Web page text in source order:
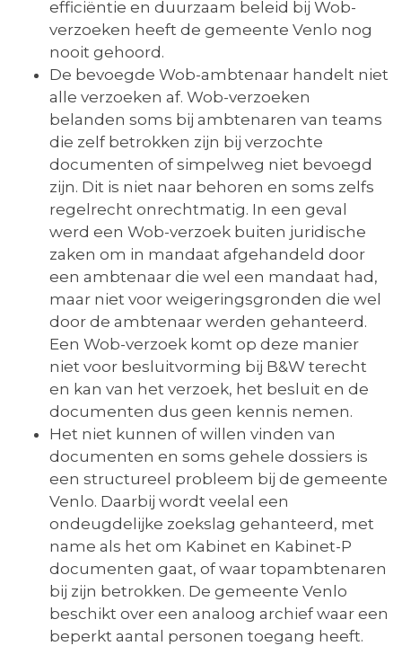
efficiëntie en duurzaam beleid bij Wob-
verzoeken heeft de gemeente Venlo nog
nooit gehoord.
De bevoegde Wob-ambtenaar handelt niet
alle verzoeken af. Wob-verzoeken
belanden soms bij ambtenaren van teams
die zelf betrokken zijn bij verzochte
documenten of simpelweg niet bevoegd
zijn. Dit is niet naar behoren en soms zelfs
regelrecht onrechtmatig. In een geval
werd een Wob-verzoek buiten juridische
zaken om in mandaat afgehandeld door
een ambtenaar die wel een mandaat had,
maar niet voor weigeringsgronden die wel
door de ambtenaar werden gehanteerd.
Een Wob-verzoek komt op deze manier
niet voor besluitvorming bij B&W terecht
en kan van het verzoek, het besluit en de
documenten dus geen kennis nemen.
Het niet kunnen of willen vinden van
documenten en soms gehele dossiers is
een structureel probleem bij de gemeente
Venlo. Daarbij wordt veelal een
ondeugdelijke zoekslag gehanteerd, met
name als het om Kabinet en Kabinet-P
documenten gaat, of waar topambtenaren
bij zijn betrokken. De gemeente Venlo
beschikt over een analoog archief waar een
beperkt aantal personen toegang heeft.